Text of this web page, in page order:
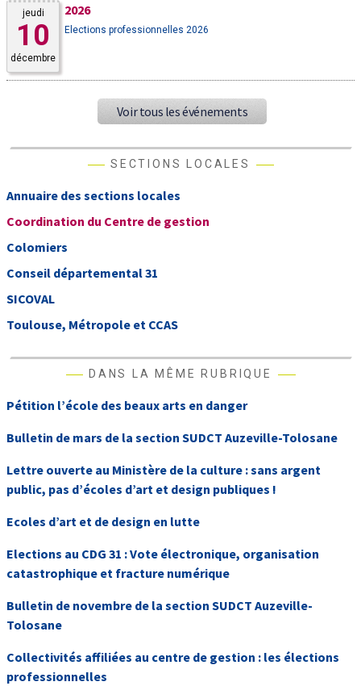
jeudi
10
décembre
2026
Elections professionnelles 2026
Voir tous les événements
SECTIONS LOCALES
Annuaire des sections locales
Coordination du Centre de gestion
Colomiers
Conseil départemental 31
SICOVAL
Toulouse, Métropole et CCAS
DANS LA MÊME RUBRIQUE
Pétition l’école des beaux arts en danger
Bulletin de mars de la section SUDCT Auzeville-Tolosane
Lettre ouverte au Ministère de la culture : sans argent
public, pas d’écoles d’art et design publiques !
Ecoles d’art et de design en lutte
Elections au CDG 31 : Vote électronique, organisation
catastrophique et fracture numérique
Bulletin de novembre de la section SUDCT Auzeville-
Tolosane
Collectivités affiliées au centre de gestion : les élections
professionnelles